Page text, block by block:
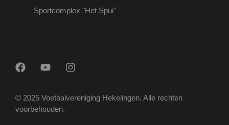
Sportcomplex "Het Spui"
© 2025 Voetbalvereniging Hekelingen. Alle rechten
voorbehouden.